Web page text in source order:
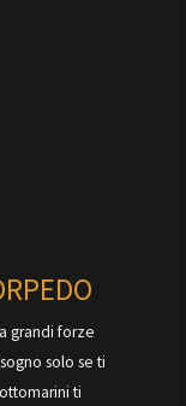
grandi forze
solo se ti
ti